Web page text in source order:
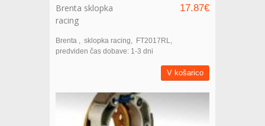
Brenta sklopka
racing
17.87€
Brenta sklopka racing
FT2017RL
predviden čas dobave: 1-3 dni
V košarico